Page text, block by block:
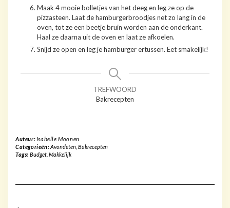
Maak 4 mooie bolletjes van het deeg en leg ze op de
pizzasteen. Laat de hamburgerbroodjes net zo lang in de
oven, tot ze een beetje bruin worden aan de onderkant.
Haal ze daarna uit de oven en laat ze afkoelen.
Snijd ze open en leg je hamburger ertussen. Eet smakelijk!
TREFWOORD
Bakrecepten
Auteur:Isabelle Moonen
Categorieën:Avondeten, Bakrecepten
Tags: Budget, Makkelijk